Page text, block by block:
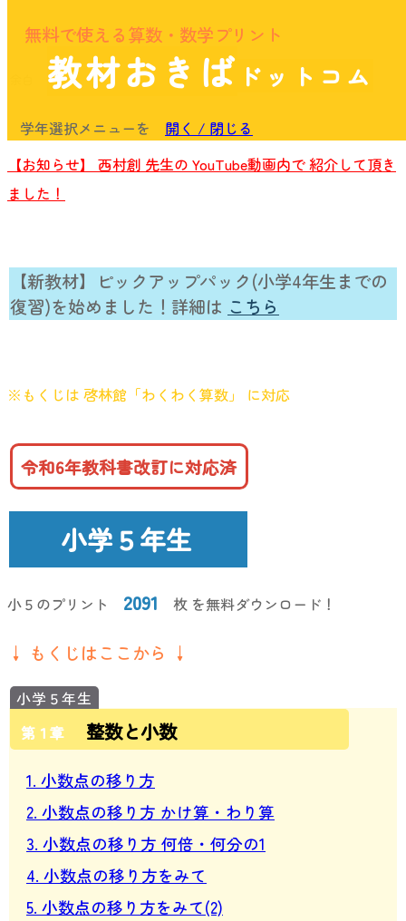
無料で使える算数・数学プリント
教材おきば ドットコム
学年選択メニューを 開く / 閉じる
【お知らせ】 西村創 先生の YouTube動画内で 紹介して頂き
ました！
【新教材】ピックアップパック(小学4年生までの
復習)を始めました！詳細は こちら
※もくじは 啓林館「わくわく算数」 に対応
令和6年教科書改訂に対応済
小学５年生
小５のプリント 2091 枚 を無料ダウンロード！
↓ もくじはここから ↓
第１章 整数と小数
1. 小数点の移り方
2. 小数点の移り方 かけ算・わり算
3. 小数点の移り方 何倍・何分の1
4. 小数点の移り方をみて
5. 小数点の移り方をみて(2)